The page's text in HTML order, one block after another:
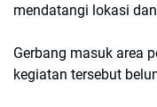
mendatangi lokasi
Gerbang masuk area
kegiatan tersebut